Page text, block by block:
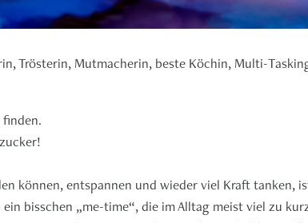
Trösterin, Mutmacherin, beste Köchin, Multi-
finden.
können, entspannen und wieder viel Kraft tanken,
bisschen „me-time“, die im Alltag meist viel zu